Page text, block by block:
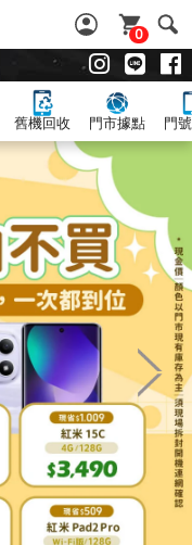
0
舊機回收 門市據點 門